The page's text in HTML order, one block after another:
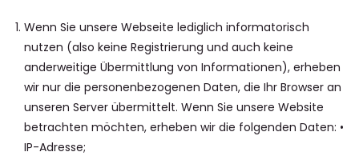
Wenn Sie unsere Webseite lediglich informatorisch
nutzen (also keine Registrierung und auch keine
anderweitige Übermittlung von Informationen), erheben
wir nur die personenbezogenen Daten, die Ihr Browser an
unseren Server übermittelt. Wenn Sie unsere Website
betrachten möchten, erheben wir die folgenden Daten: •
IP-Adresse;